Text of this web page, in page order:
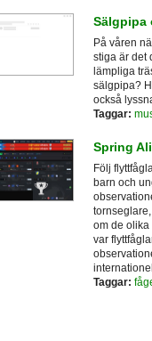
Sälgpipa
På våren
stiga är det
lämpliga
sälgpipa?
också
Taggar:
Spring
Följ
barn och
om de
var
Taggar: